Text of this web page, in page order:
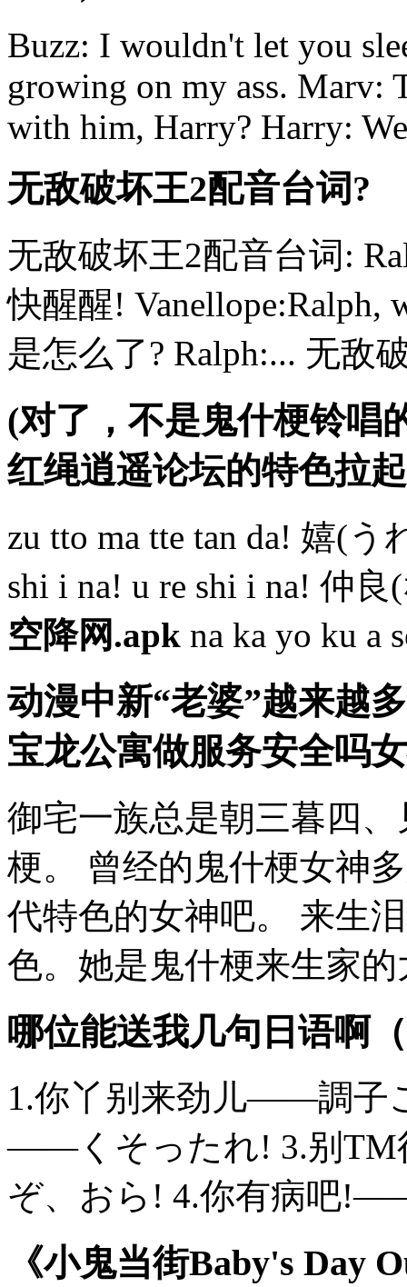
Buzz: I wouldn't let you
growing on my ass. Marv:
with him, Harry? Harry:
无敌破坏王2配音台词?
无敌破坏王2配音台词:
快醒醒! Vanellope:Ralph,
是怎么了? Ralph:... 无敌
(对了，不是鬼什梗铃唱
红绳逍遥论坛的特色拉
zu tto ma tte tan da! 嬉(
shi i na! u re shi i na! 仲
空降网.apk na ka yo ku a
动漫中新“老婆”越来越
宝龙公寓做服务安全吗
御宅一族总是朝三暮四
梗。 曾经的鬼什梗女神
代特色的女神吧。 来生
色。她是鬼什梗来生家的
哪位能送我几句日语啊
1.你丫别来劲儿——調子
——くそったれ! 3.别
ぞ、おら! 4.你有病吧
《小鬼当街Baby's Day